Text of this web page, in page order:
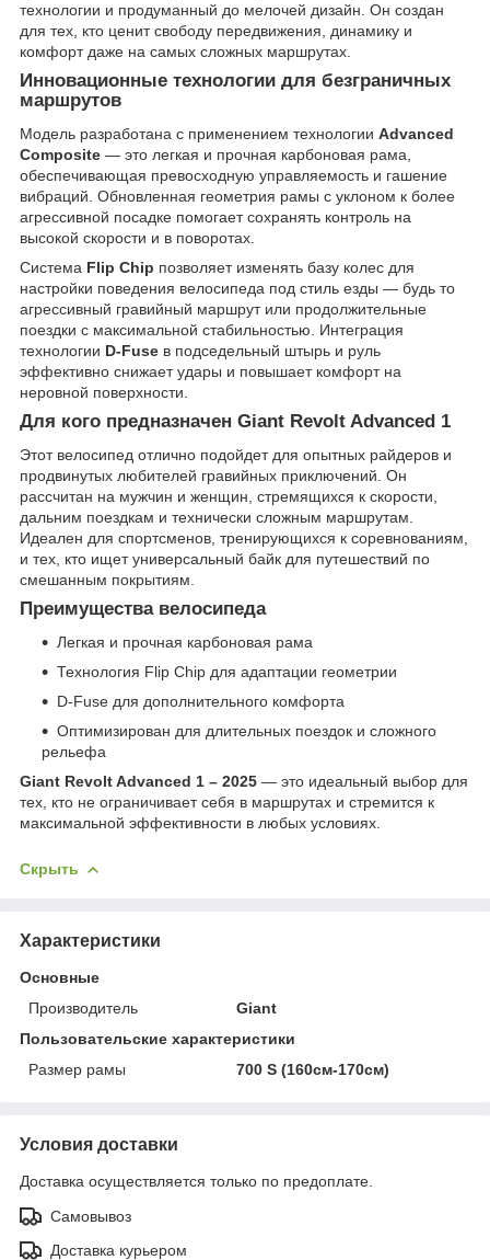
технологии и продуманный до мелочей дизайн. Он создан
для тех, кто ценит свободу передвижения, динамику и
комфорт даже на самых сложных маршрутах.
Инновационные технологии для безграничных
маршрутов
Модель разработана с применением технологии Advanced
Composite — это легкая и прочная карбоновая рама,
обеспечивающая превосходную управляемость и гашение
вибраций. Обновленная геометрия рамы с уклоном к более
агрессивной посадке помогает сохранять контроль на
высокой скорости и в поворотах.
Система Flip Chip позволяет изменять базу колес для
настройки поведения велосипеда под стиль езды — будь то
агрессивный гравийный маршрут или продолжительные
поездки с максимальной стабильностью. Интеграция
технологии D-Fuse в подседельный штырь и руль
эффективно снижает удары и повышает комфорт на
неровной поверхности.
Для кого предназначен Giant Revolt Advanced 1
Этот велосипед отлично подойдет для опытных райдеров и
продвинутых любителей гравийных приключений. Он
рассчитан на мужчин и женщин, стремящихся к скорости,
дальним поездкам и технически сложным маршрутам.
Идеален для спортсменов, тренирующихся к соревнованиям,
и тех, кто ищет универсальный байк для путешествий по
смешанным покрытиям.
Преимущества велосипеда
Легкая и прочная карбоновая рама
Технология Flip Chip для адаптации геометрии
D-Fuse для дополнительного комфорта
Оптимизирован для длительных поездок и сложного
рельефа
Giant Revolt Advanced 1 – 2025 — это идеальный выбор для
тех, кто не ограничивает себя в маршрутах и стремится к
максимальной эффективности в любых условиях.
Скрыть
Характеристики
Основные
Производитель
Giant
Пользовательские характеристики
Размер рамы
700 S (160см-170см)
Условия доставки
Доставка осуществляется только по предоплате.
Самовывоз
Доставка курьером